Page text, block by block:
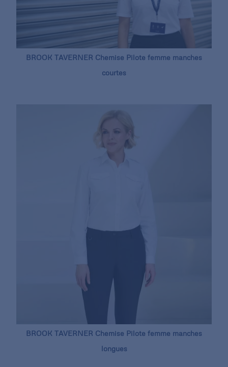
BROOK TAVERNER Chemise Pilote femme manches
courtes
BROOK TAVERNER Chemise Pilote femme manches
longues